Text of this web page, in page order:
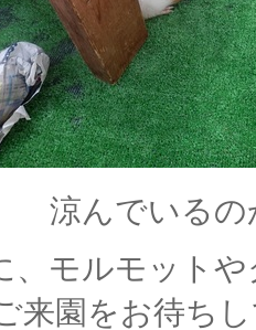
涼んでいるの
、モルモット
来園をお待ち